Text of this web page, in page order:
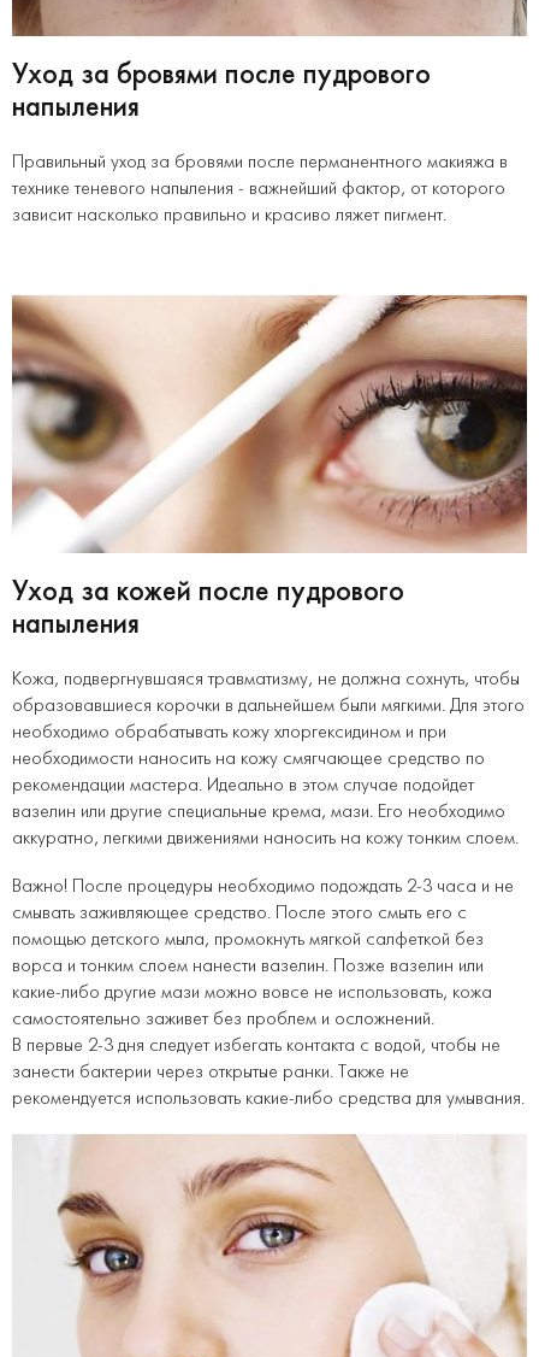
Уход за бровями после пудрового
напыления
Правильный уход за бровями после перманентного макияжа в
технике теневого напыления - важнейший фактор, от которого
зависит насколько правильно и красиво ляжет пигмент.
Уход за кожей после пудрового
напыления
Кожа, подвергнувшаяся травматизму, не должна сохнуть, чтобы
образовавшиеся корочки в дальнейшем были мягкими. Для этого
необходимо обрабатывать кожу хлоргексидином и при
необходимости наносить на кожу смягчающее средство по
рекомендации мастера. Идеально в этом случае подойдет
вазелин или другие специальные крема, мази. Его необходимо
аккуратно, легкими движениями наносить на кожу тонким слоем.
Важно! После процедуры необходимо подождать 2-3 часа и не
смывать заживляющее средство. После этого смыть его с
помощью детского мыла, промокнуть мягкой салфеткой без
ворса и тонким слоем нанести вазелин. Позже вазелин или
какие-либо другие мази можно вовсе не использовать, кожа
самостоятельно заживет без проблем и осложнений.
В первые 2-3 дня следует избегать контакта с водой, чтобы не
занести бактерии через открытые ранки. Также не
рекомендуется использовать какие-либо средства для умывания.